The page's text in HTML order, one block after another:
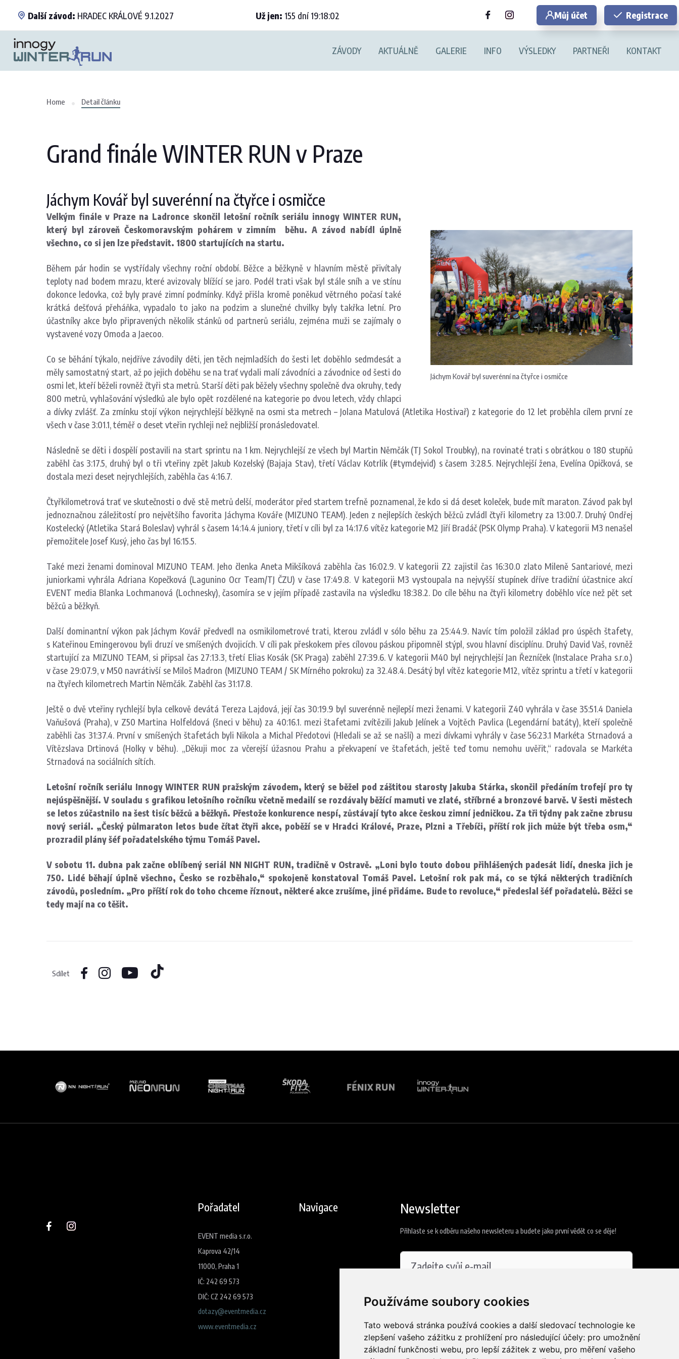
Používáme soubory cookies
Tato webová stránka používá cookies a další sledovací technologie ke
zlepšení vašeho zážitku z prohlížení pro následující účely: pro umožnění
základní funkčnosti webu, pro lepší zážitek z webu, pro měření vašeho
Další závod: HRADEC KRÁLOVÉ 9.1.2027 Už jen: 155 dní19:18:01 Můj účet Registrace
ZÁVODY AKTUÁLNĚ GALERIE INFO VÝSLEDKY PARTNEŘI KONTAKT
Home Detail článku
Grand finále WINTER RUN v Praze
Jáchym Kovář byl suverénní na čtyřce i osmičce
Jáchym Kovář byl suverénní na čtyřce i osmičce
Velkým finále v Praze na Ladronce skončil letošní ročník seriálu innogy WINTER RUN,
který byl zároveň Českomoravským pohárem v zimním běhu. A závod nabídl úplně
všechno, co si jen lze představit. 1800 startujících na startu.
Během pár hodin se vystřídaly všechny roční období. Běžce a běžkyně v hlavním městě přivítaly
teploty nad bodem mrazu, které avizovaly blížící se jaro. Podél trati však byl stále sníh a ve stínu
dokonce ledovka, což byly pravé zimní podmínky. Když přišla kromě poněkud větrného počasí také
krátká dešťová přeháňka, vypadalo to jako na podzim a slunečné chvilky byly takřka letní. Pro
účastníky akce bylo připravených několik stánků od partnerů seriálu, zejména muži se zajímaly o
vystavené vozy Omoda a Jaecoo.
Co se běhání týkalo, nejdříve závodily děti, jen těch nejmladších do šesti let doběhlo sedmdesát a
měly samostatný start, až po jejich doběhu se na trať vydali malí závodníci a závodnice od šesti do
osmi let, kteří běželi rovněž čtyři sta metrů. Starší děti pak běžely všechny společně dva okruhy, tedy
800 metrů, vyhlašování výsledků ale bylo opět rozdělené na kategorie po dvou letech, vždy chlapci
a dívky zvlášť. Za zmínku stojí výkon nejrychlejší běžkyně na osmi sta metrech – Jolana Matulová (Atletika Hostivař) z kategorie do 12 let proběhla cílem první ze
všech v čase 3:01.1, téměř o deset vteřin rychleji než nejbližší pronásledovatel.
Následně se děti i dospělí postavili na start sprintu na 1 km. Nejrychlejší ze všech byl Martin Němčák (TJ Sokol Troubky), na rovinaté trati s obrátkou o 180 stupňů
zaběhl čas 3:17.5, druhý byl o tři vteřiny zpět Jakub Kozelský (Bajaja Stav), třetí Václav Kotrlík (#tymdejvid) s časem 3:28.5. Nejrychlejší žena, Evelína Opičková, se
dostala mezi deset nejrychlejších, zaběhla čas 4:16.7.
Čtyřkilometrová trať ve skutečnosti o dvě stě metrů delší, moderátor před startem trefně poznamenal, že kdo si dá deset koleček, bude mít maraton. Závod pak byl
jednoznačnou záležitostí pro největšího favorita Jáchyma Kováře (MIZUNO TEAM). Jeden z nejlepších českých běžců zvládl čtyři kilometry za 13:00.7. Druhý Ondřej
Kostelecký (Atletika Stará Boleslav) vyhrál s časem 14:14.4 juniory, třetí v cíli byl za 14:17.6 vítěz kategorie M2 Jiří Bradáč (PSK Olymp Praha). V kategorii M3 nenašel
přemožitele Josef Kusý, jeho čas byl 16:15.5.
Také mezi ženami dominoval MIZUNO TEAM. Jeho členka Aneta Mikšíková zaběhla čas 16:02.9. V kategorii Z2 zajistil čas 16:30.0 zlato Mileně Santariové, mezi
juniorkami vyhrála Adriana Kopečková (Lagunino Ocr Team/TJ ČZU) v čase 17:49.8. V kategorii M3 vystoupala na nejvyšší stupínek dříve tradiční účastnice akcí
EVENT media Blanka Lochmanová (Lochnesky), časomíra se v jejím případě zastavila na výsledku 18:38.2. Do cíle běhu na čtyři kilometry doběhlo více než pět set
běžců a běžkyň.
Další dominantní výkon pak Jáchym Kovář předvedl na osmikilometrové trati, kterou zvládl v sólo běhu za 25:44.9. Navíc tím položil základ pro úspěch štafety,
s Kateřinou Emingerovou byli druzí ve smíšených dvojicích. V cíli pak přeskokem přes cílovou páskou připomněl stýpl, svou hlavní disciplínu. Druhý David Vaš, rovněž
startující za MIZUNO TEAM, si připsal čas 27:13.3, třetí Elias Kosák (SK Praga) zaběhl 27:39.6. V kategorii M40 byl nejrychlejší Jan Řezníček (Instalace Praha s.r.o.)
v čase 29:07.9, v M50 navrátivší se Miloš Madron (MIZUNO TEAM / SK Mírného pokroku) za 32.48.4. Desátý byl vítěz kategorie M12, vítěz sprintu a třetí v kategorii
na čtyřech kilometrech Martin Němčák. Zaběhl čas 31:17.8.
Ještě o dvě vteřiny rychlejší byla celkově devátá Tereza Lajdová, její čas 30:19.9 byl suverénně nejlepší mezi ženami. V kategorii Z40 vyhrála v čase 35:51.4 Daniela
Vaňušová (Praha), v Z50 Martina Holfeldová (šneci v běhu) za 40:16.1. mezi štafetami zvítězili Jakub Jelínek a Vojtěch Pavlica (Legendární batáty), kteří společně
zaběhli čas 31:37.4. První v smíšených štafetách byli Nikola a Michal Předotovi (Hledali se až se našli) a mezi dívkami vyhrály v čase 56:23.1 Markéta Strnadová a
Vítězslava Drtinová (Holky v běhu). „Děkuji moc za včerejší úžasnou Prahu a překvapení ve štafetách, ještě teď tomu nemohu uvěřit,“ radovala se Markéta
Strnadová na sociálních sítích.
Letošní ročník seriálu Innogy WINTER RUN pražským závodem, který se běžel pod záštitou starosty Jakuba Stárka, skončil předáním trofejí pro ty
nejúspěšnější. V souladu s grafikou letošního ročníku včetně medailí se rozdávaly běžící mamuti ve zlaté, stříbrné a bronzové barvě. V šesti městech
se letos zúčastnilo na šest tisíc běžců a běžkyň. Přestože konkurence nespí, zůstávají tyto akce českou zimní jedničkou. Za tři týdny pak začne zbrusu
nový seriál. „Český půlmaraton letos bude čítat čtyři akce, poběží se v Hradci Králové, Praze, Plzni a Třebíči, příští rok jich může být třeba osm,“
prozradil plány šéf pořadatelského týmu Tomáš Pavel.
V sobotu 11. dubna pak začne oblíbený seriál NN NIGHT RUN, tradičně v Ostravě. „Loni bylo touto dobou přihlášených padesát lidí, dneska jich je
750. Lidé běhají úplně všechno, Česko se rozběhalo,“ spokojeně konstatoval Tomáš Pavel. Letošní rok pak má, co se týká některých tradičních
závodů, posledním. „Pro příští rok do toho chceme říznout, některé akce zrušíme, jiné přidáme. Bude to revoluce,“ předeslal šéf pořadatelů. Běžci se
tedy mají na co těšit.
Sdílet
Pořadatel
EVENT media s.r.o.
Kaprova 42/14
11000, Praha 1
IČ: 242 69 573
DIČ: CZ 242 69 573
dotazy@eventmedia.cz
www.eventmedia.cz
Navigace Newsletter
Přihlaste se k odběru našeho newsleteru a budete jako první vědět co se děje!
Souhlasím sezpracováním osobních údajů
Přihlásit se